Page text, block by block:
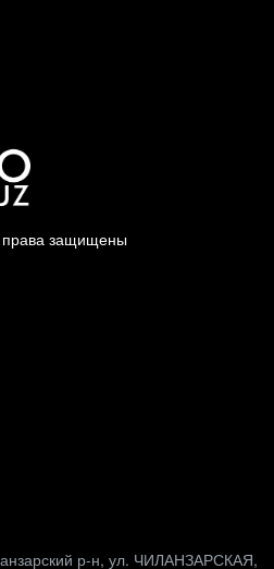
защищены
р-н, ул. ЧИЛАНЗАРСКАЯ,